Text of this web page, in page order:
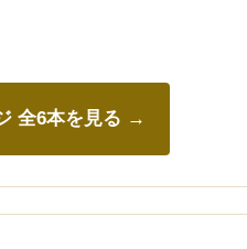
全6本を見る →